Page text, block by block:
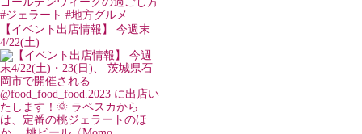
【イベント出店情報】 今週末
4/22(土)